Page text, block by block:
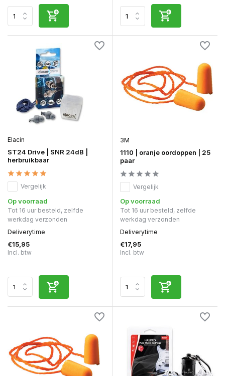
Elacin
ST24 Drive | SNR 24dB |
herbruikbaar
Vergelijk
Op voorraad
Tot 16 uur besteld, zelfde
werkdag verzonden
Deliverytime
€15,95
Incl. btw
3M
1110 | oranje oordoppen | 25
paar
Vergelijk
Op voorraad
Tot 16 uur besteld, zelfde
werkdag verzonden
Deliverytime
€17,95
Incl. btw